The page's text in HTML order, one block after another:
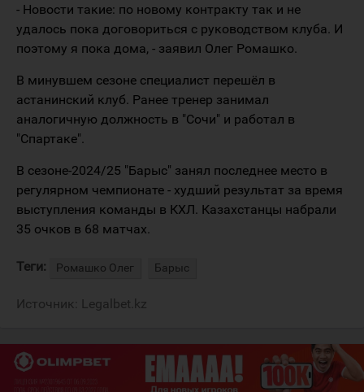
- Новости такие: по новому контракту так и не
удалось пока договориться с руководством клуба. И
поэтому я пока дома, - заявил Олег Ромашко.
В минувшем сезоне специалист перешёл в
астанинский клуб. Ранее тренер занимал
аналогичную должность в "Сочи" и работал в
"Спартаке".
В сезоне-2024/25 "Барыс" занял последнее место в
регулярном чемпионате - худший результат за время
выступления команды в КХЛ. Казахстанцы набрали
35 очков в 68 матчах.
Теги: Ромашко Олег Барыс
Источник: Legalbet.kz